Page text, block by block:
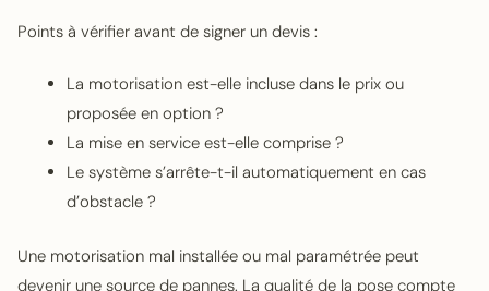
Points à vérifier avant de signer un devis :
La motorisation est-elle incluse dans le prix ou
proposée en option ?
La mise en service est-elle comprise ?
Le système s’arrête-t-il automatiquement en cas
d’obstacle ?
Une motorisation mal installée ou mal paramétrée peut
devenir une source de pannes. La qualité de la pose compte